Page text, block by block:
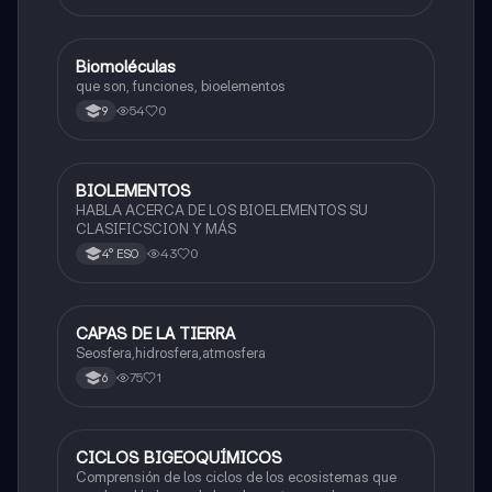
Biologia
Biomoléculas
que son, funciones, bioelementos
9 54 0
Química
BIOLEMENTOS
HABLA ACERCA DE LOS BIOELEMENTOS SU
CLASIFICSCION Y MÁS
4° ESO 43 0
Biologia
CAPAS DE LA TIERRA
Seosfera,hidrosfera,atmosfera
6 75 1
Biologia
CICLOS BIGEOQUÍMICOS
Comprensión de los ciclos de los ecosistemas que